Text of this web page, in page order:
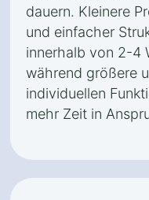
dauern. Kleinere
und einfacher
innerhalb von 2-4
während größere
individuellen
mehr Zeit in